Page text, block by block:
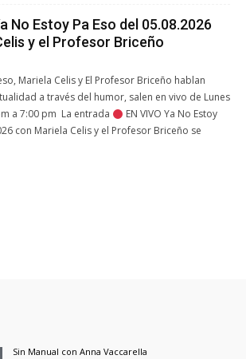
No Estoy Pa Eso del 05.08.2026
y el Profesor Briceño
Mariela Celis y El Profesor Briceño hablan
a través del humor, salen en vivo de Lunes
a 7:00 pm La entrada
EN VIVO Ya No Estoy
con Mariela Celis y el Profesor Briceño se
Sin Manual con Anna Vaccarella